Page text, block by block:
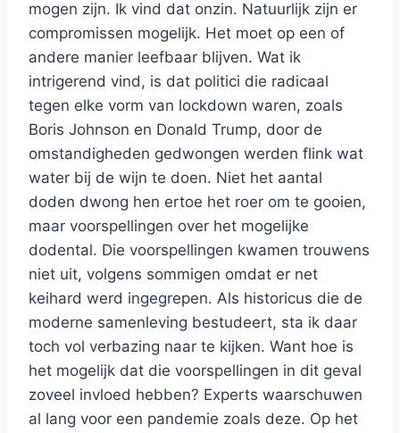
mogen zijn. Ik vind dat onzin. Natuurlijk zijn er
compromissen mogelijk. Het moet op een of
andere manier leefbaar blijven. Wat ik
intrigerend vind, is dat politici die radicaal
tegen elke vorm van lockdown waren, zoals
Boris Johnson en Donald Trump, door de
omstandigheden gedwongen werden flink wat
water bij de wijn te doen. Niet het aantal
doden dwong hen ertoe het roer om te gooien,
maar voorspellingen over het mogelijke
dodental. Die voorspellingen kwamen trouwens
niet uit, volgens sommigen omdat er net
keihard werd ingegrepen. Als historicus die de
moderne samenleving bestudeert, sta ik daar
toch vol verbazing naar te kijken. Want hoe is
het mogelijk dat die voorspellingen in dit geval
zoveel invloed hebben? Experts waarschuwen
al lang voor een pandemie zoals deze. Op het